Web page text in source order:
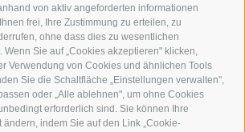
von aktiv angeforderten informationen
frei, Ihre Zustimmung zu erteilen, zu
ohne dass dies zu wesentlichen
Wenn Sie auf „Cookies akzeptieren" klicken,
Verwendung von Cookies und ähnlichen Tools
Sie die Schaltfläche „Einstellungen verwalten",
oder „Alle ablehnen", um ohne Cookies
erforderlich sind. Sie können Ihre
indem Sie auf den Link „Cookie-